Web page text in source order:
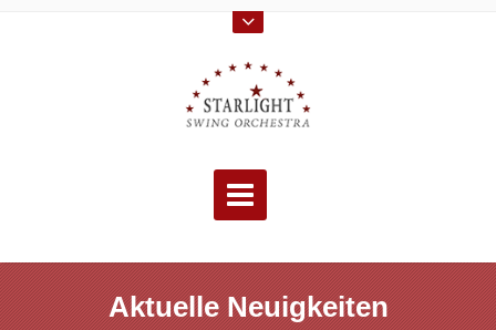
Aktuelle Neuigkeiten